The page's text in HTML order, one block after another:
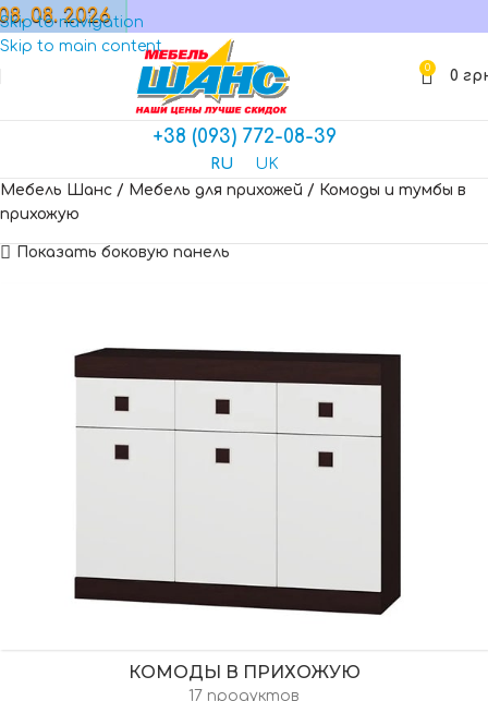
Skip to navigation
Skip to main content
МАГАЗИН
0 0
+38 (093) 772-08-39
RU
UK
Мебель Шанс / Мебель для прихожей / Комоды и тумбы в
прихожую
Показать боковую панель
КОМОДЫ В ПРИХОЖУЮ
17 продуктов
08. 2026